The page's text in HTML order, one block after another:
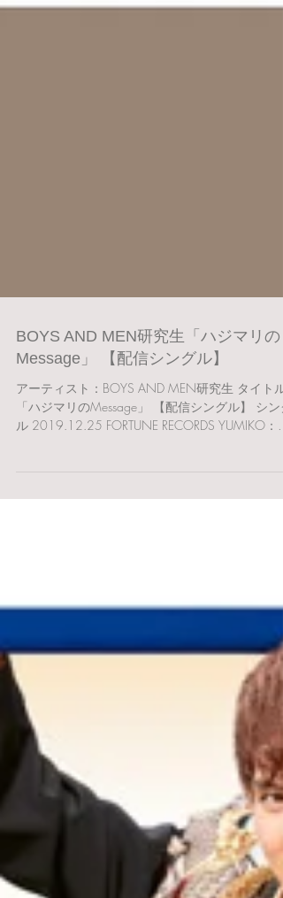
BOYS AND MEN研究生「ハジマリの
Message」 【配信シングル】
アーティスト：BOYS AND MEN研究生 タイトル
「ハジマリのMessage」 【配信シングル】 シン